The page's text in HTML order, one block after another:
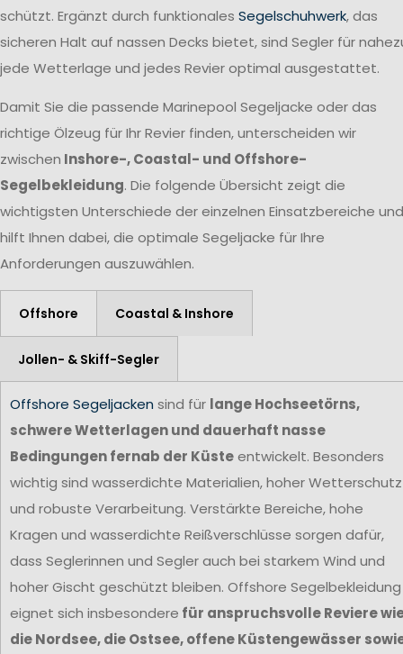
schützt. Ergänzt durch funktionales Segelschuhwerk, das
sicheren Halt auf nassen Decks bietet, sind Segler für
jede Wetterlage und jedes Revier optimal ausgestattet.
Damit Sie die passende Marinepool Segeljacke oder das
richtige Ölzeug für Ihr Revier finden, unterscheiden wir
zwischen Inshore-, Coastal- und Offshore-
Segelbekleidung. Die folgende Übersicht zeigt die
wichtigsten Unterschiede der einzelnen Einsatzbereiche und
hilft Ihnen dabei, die optimale Segeljacke für Ihre
Anforderungen auszuwählen.
Offshore Coastal & Inshore
Jollen- & Skiff-Segler
Offshore Segeljacken sind für lange Hochseetörns,
schwere Wetterlagen und dauerhaft nasse
Bedingungen fernab der Küsteentwickelt. Besonders
wichtig sind wasserdichte Materialien, hoher Wetterschutz
und robuste Verarbeitung. Verstärkte Bereiche, hohe
Kragen und wasserdichte Reißverschlüsse sorgen dafür,
dass Seglerinnen und Segler auch bei starkem Wind und
hoher Gischt geschützt bleiben. Offshore Segelbekleidung
eignet sich insbesondere für anspruchsvolle Reviere
die Nordsee, die Ostsee, offene Küstengewässer